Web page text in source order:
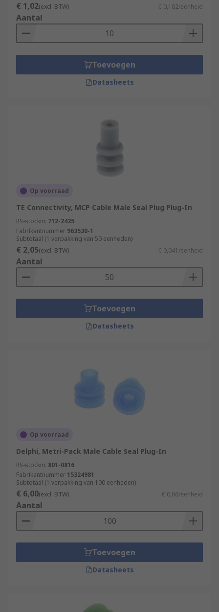
€ 1,02(excl. BTW) € 0,102/eenheid
Aantal
Toevoegen
Datasheets
Op voorraad
TE Connectivity, MCP Cable Male Seal Plug Plug-In
RS-stocknr. 712-2425
Fabrikantnummer 963530-1
Subtotaal (1 verpakking van 50 eenheden)
€ 2,05(excl. BTW) € 0,041/eenheid
Aantal
Toevoegen
Datasheets
Op voorraad
Delphi, Metri-Pack Male Cable Seal Plug-In
RS-stocknr. 801-0816
Fabrikantnummer 15324981
Subtotaal (1 verpakking van 100 eenheden)
€ 6,00(excl. BTW) € 0,06/eenheid
Aantal
Toevoegen
Datasheets